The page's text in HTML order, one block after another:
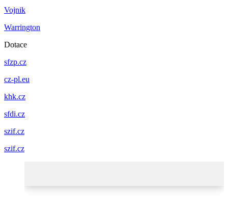
Vojnik
Warrington
Dotace
sfzp.cz
cz-pl.eu
khk.cz
sfdi.cz
szif.cz
szif.cz